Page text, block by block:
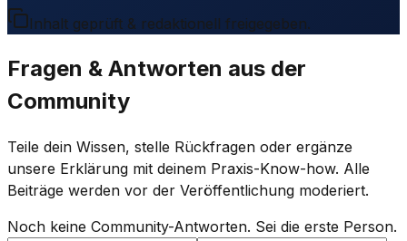
Inhalt geprüft & redaktionell freigegeben.
Fragen & Antworten aus der
Community
Teile dein Wissen, stelle Rückfragen oder ergänze
unsere Erklärung mit deinem Praxis-Know-how. Alle
Beiträge werden vor der Veröffentlichung moderiert.
Noch keine Community-Antworten. Sei die erste Person.